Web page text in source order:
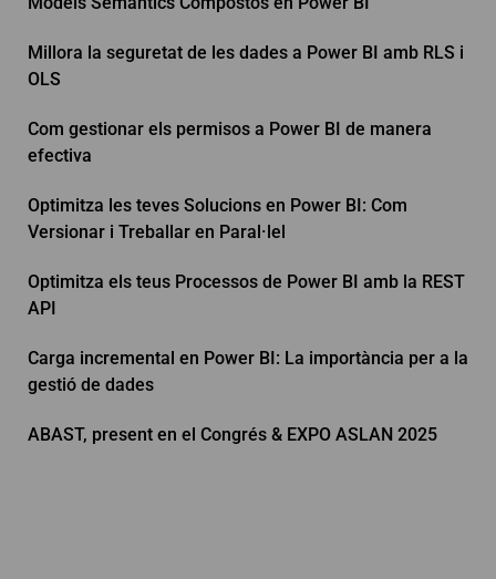
Millora la seguretat de les dades a Power BI amb RLS i
OLS
Com gestionar els permisos a Power BI de manera
efectiva
Optimitza les teves Solucions en Power BI: Com
Versionar i Treballar en Paral·lel
Optimitza els teus Processos de Power BI amb la REST
API
Carga incremental en Power BI: La importància per a la
gestió de dades
ABAST, present en el Congrés & EXPO ASLAN 2025